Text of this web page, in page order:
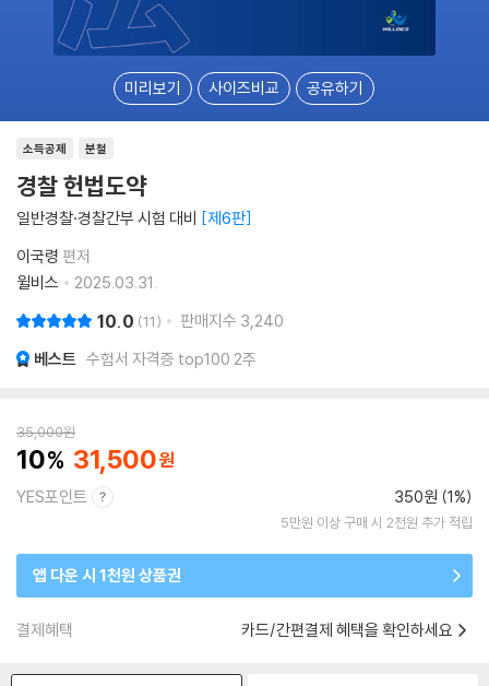
미리보기 사이즈비교 공유하기
소득공제 분철
경찰 헌법도약
일반경찰·경찰간부 시험 대비 제6판
이국령 편저
윌비스
2025.03.31.
10.0 11 판매지수 3,240
베스트 수험서 자격증 top100 2주
35,000원
10 31,500
YES포인트 350원 (1%)
5만원 이상 구매 시 2천원 추가 적립
앱 다운 시 1천원 상품권
결제혜택 카드/간편결제 혜택을 확인하세요